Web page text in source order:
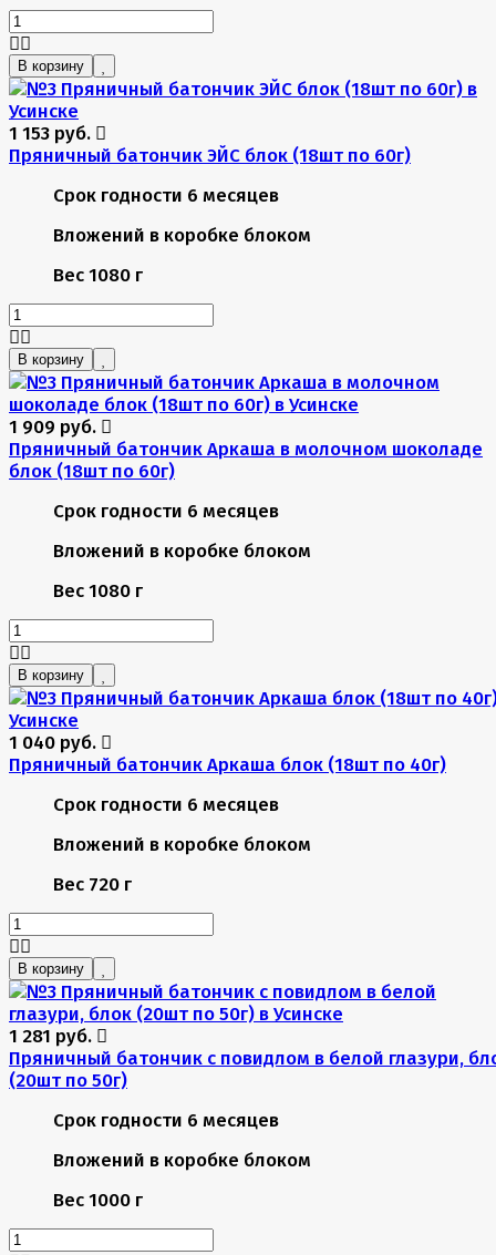
В корзину
1 153 руб.
Пряничный батончик ЭЙС блок (18шт по 60г)
Срок годности 6 месяцев
Вложений в коробке блоком
Вес 1080 г
В корзину
1 909 руб.
Пряничный батончик Аркаша в молочном шоколаде
блок (18шт по 60г)
Срок годности 6 месяцев
Вложений в коробке блоком
Вес 1080 г
В корзину
1 040 руб.
Пряничный батончик Аркаша блок (18шт по 40г)
Срок годности 6 месяцев
Вложений в коробке блоком
Вес 720 г
В корзину
1 281 руб.
Пряничный батончик с повидлом в белой глазури,
(20шт по 50г)
Срок годности 6 месяцев
Вложений в коробке блоком
Вес 1000 г